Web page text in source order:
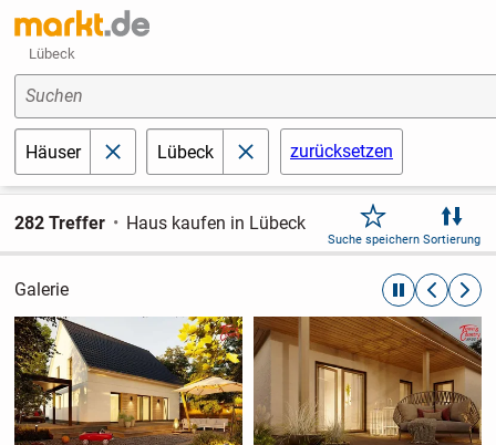
Lübeck
Suchen
Häuser schließenLübeck schließenzurücksetzen
282 Treffer Haus kaufen in Lübeck
Suche speichern Sortierung
Galerie automatische